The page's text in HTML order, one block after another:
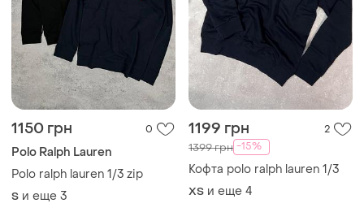
1150 грн 0
Polo Ralph Lauren
Polo ralph lauren 1/3 zip
S и еще 3
1199 грн 2
1399 грн -15%
Кофта polo ralph lauren 1/3
XS и еще 4